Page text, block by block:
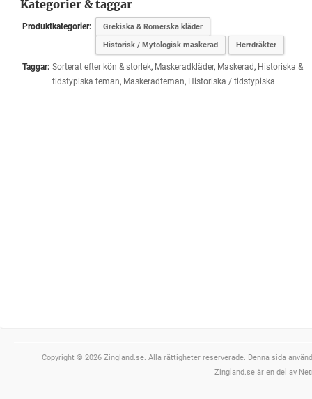
Kategorier & taggar
Produktkategorier:
Grekiska & Romerska kläder
Historisk / Mytologisk maskerad
Herrdräkter
Taggar: Sorterat efter kön & storlek, Maskeradkläder, Maskerad, Historiska &
tidstypiska teman, Maskeradteman, Historiska / tidstypiska
Copyright © 2026 Zingland.se. Alla rättigheter reserverade. Denna sida
Zingland.se är en del av